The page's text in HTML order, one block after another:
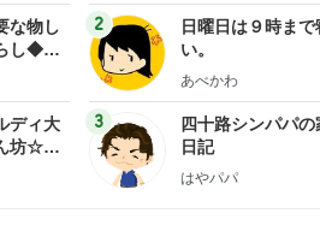
な物し
し◆Ke
〜イ
ディ大
坊☆き
2
日曜日は９時まで
い。
あべかわ
3
四十路シンパパの
日記
はやパパ